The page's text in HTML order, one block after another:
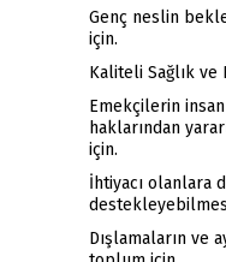
Genç neslin
için.
Kaliteli Sağlık ve
Emekçilerin
haklarından
için.
İhtiyacı olanlara
Dışlamaların ve